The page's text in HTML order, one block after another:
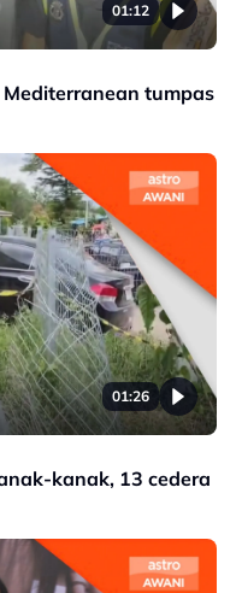
01:12
tumpas
01:26
kanak, 13 cedera